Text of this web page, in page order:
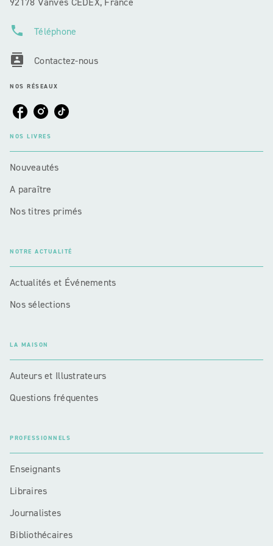
phone Téléphone
contacts Contactez-nous
NOS RÉSEAUX
NOS LIVRES
Nouveautés
A paraître
Nos titres primés
NOTRE ACTUALITÉ
Actualités et Événements
Nos sélections
LA MAISON
Auteurs et Illustrateurs
Questions fréquentes
PROFESSIONNELS
Enseignants
Libraires
Journalistes
Bibliothécaires